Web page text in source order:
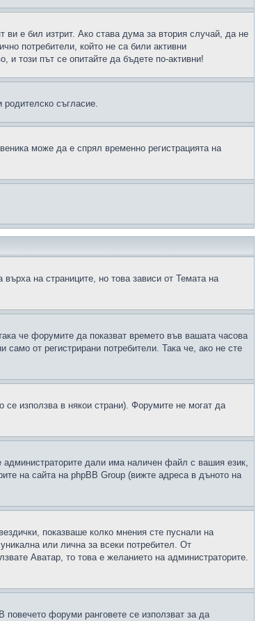
ви е бил изтрит. Ако става дума за втория случай, да не
потребители, който не са били активни
този път се опитайте да бъдете по-активни!
съгласие.
може да е спрял временно регистрацията на
на страниците, но това зависи от Темата на
че форумите да показват времето във вашата часова
от регистрирани потребители. Така че, ако не сте
се използва в някои страни). Форумите не могат да
дали има наличен файл с вашия език,
на сайта на phpBB Group (вижте адреса в дъното на
показваше колко мнения сте пуснали на
или лична за всеки потребител. От
Аватар, то това е желанието на администраторите.
форуми ранговете се използват за да